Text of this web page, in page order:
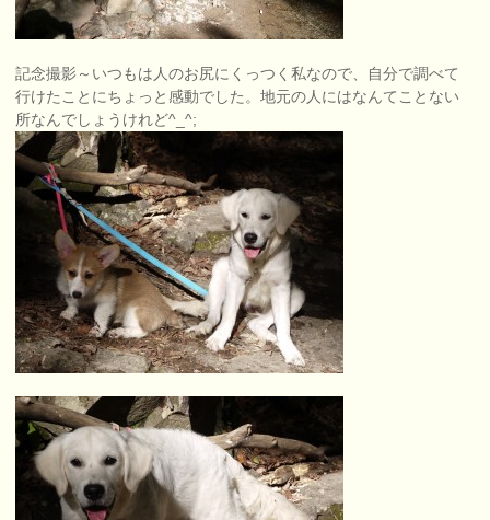
記念撮影～いつもは人のお尻にくっつく私なので、自分で調べて
行けたことにちょっと感動でした。地元の人にはなんてことない
所なんでしょうけれど^_^;